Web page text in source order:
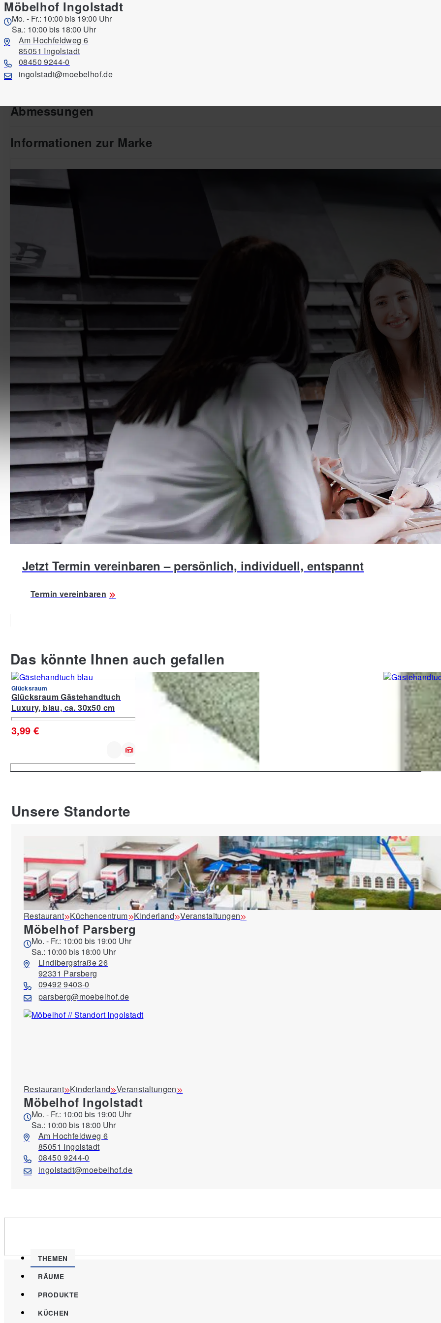
Möbelhof Ingolstadt
Mo. - Fr.: 10:00 bis 19:00 Uhr
Sa.: 10:00 bis 18:00 Uhr
Am Hochfeldweg 6
85051 Ingolstadt
08450 9244-0
ingolstadt@moebelhof.de
Produktinformationen
Abmessungen
Informationen zur Marke
Jetzt Termin vereinbaren – persönlich, individuell, entspannt
Termin vereinbaren
Das könnte Ihnen auch gefallen
Glücksraum
Glücksraum Gästehandtuch
Luxury, blau, ca. 30x50 cm
3,99 €
Glücksraum
Glücksraum Waschhandschuh
Luxury, grün, ca. 16x21 cm
Glücksraum
Glücksraum
Luxury,
3,99 €
Unsere Standorte
Restaurant Küchencentrum Kinderland Veranstaltungen
Möbelhof Parsberg
Mo. - Fr.: 10:00 bis 19:00 Uhr
Sa.: 10:00 bis 18:00 Uhr
Lindlbergstraße 26
92331 Parsberg
09492 9403-0
parsberg@moebelhof.de
Restaurant Kinderland Veranstaltungen
Möbelhof Ingolstadt
Mo. - Fr.: 10:00 bis 19:00 Uhr
Sa.: 10:00 bis 18:00 Uhr
Am Hochfeldweg 6
85051 Ingolstadt
08450 9244-0
ingolstadt@moebelhof.de
THEMEN
RÄUME
PRODUKTE
KÜCHEN